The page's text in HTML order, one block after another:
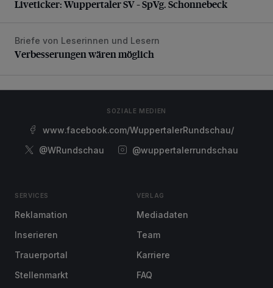
Liveticker: Wuppertaler SV – SpVg. Schonnebeck
Verbesserungen wären möglich
Briefe von Leserinnen und Lesern
Verbesserungen wären möglich
SOZIALE MEDIEN
www.facebook.com/WuppertalerRundschau/
@WRundschau
@wuppertalerrundschau
SERVICES
Reklamation
Inserieren
Trauerportal
Stellenmarkt
VERLAG
Mediadaten
Team
Karriere
FAQ